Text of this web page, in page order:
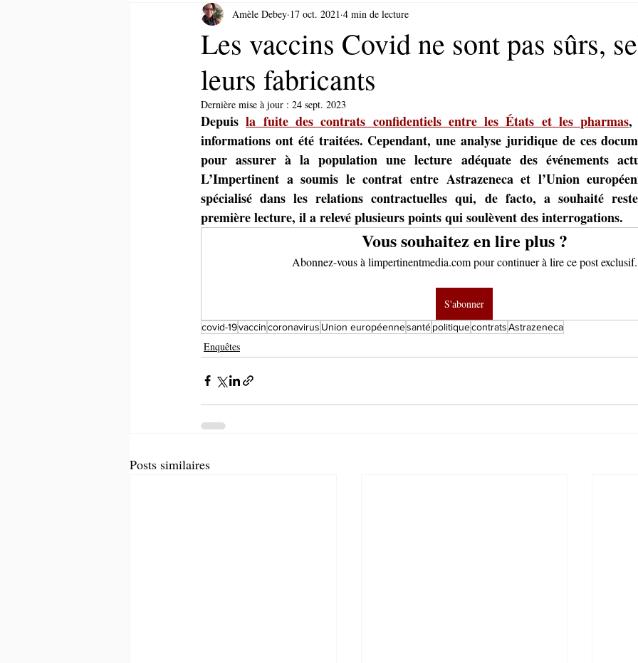
Les vaccins Covid ne sont pas sûrs,
leurs fabricants
Amèle Debey 17 oct. 2021 4 min de lecture
Dernière mise à jour : 24 sept. 2023
Depuis la fuite des contrats confidentiels entre les États et les pharmas,
informations ont été traitées. Cependant, une analyse juridique de ces
pour assurer à la population une lecture adéquate des événements
L’Impertinent a soumis le contrat entre Astrazeneca et l’Union
spécialisé dans les relations contractuelles qui, de facto, a souhaité
première lecture, il a relevé plusieurs points qui soulèvent des interrogations.
Vous souhaitez en lire plus ?
Abonnez-vous à limpertinentmedia.com pour continuer à lire ce post exclusif.
S'abonner
covid-19vaccincoronavirus Union européennesantépolitiquecontratsAstrazeneca
Enquêtes
Posts similaires